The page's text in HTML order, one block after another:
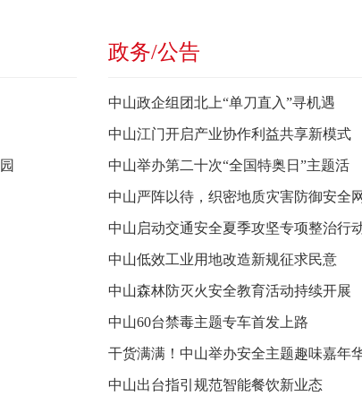
政务/公告
中山政企组团北上“单刀直入”寻机遇
中山江门开启产业协作利益共享新模式
中山举办第二十次“全国特奥日”主题活
中山严阵以待，织密地质灾害防御安全网
中山启动交通安全夏季攻坚专项整治行
中山低效工业用地改造新规征求民意
中山森林防灭火安全教育活动持续开展
中山60台禁毒主题专车首发上路
干货满满！中山举办安全主题趣味嘉年
中山出台指引规范智能餐饮新业态